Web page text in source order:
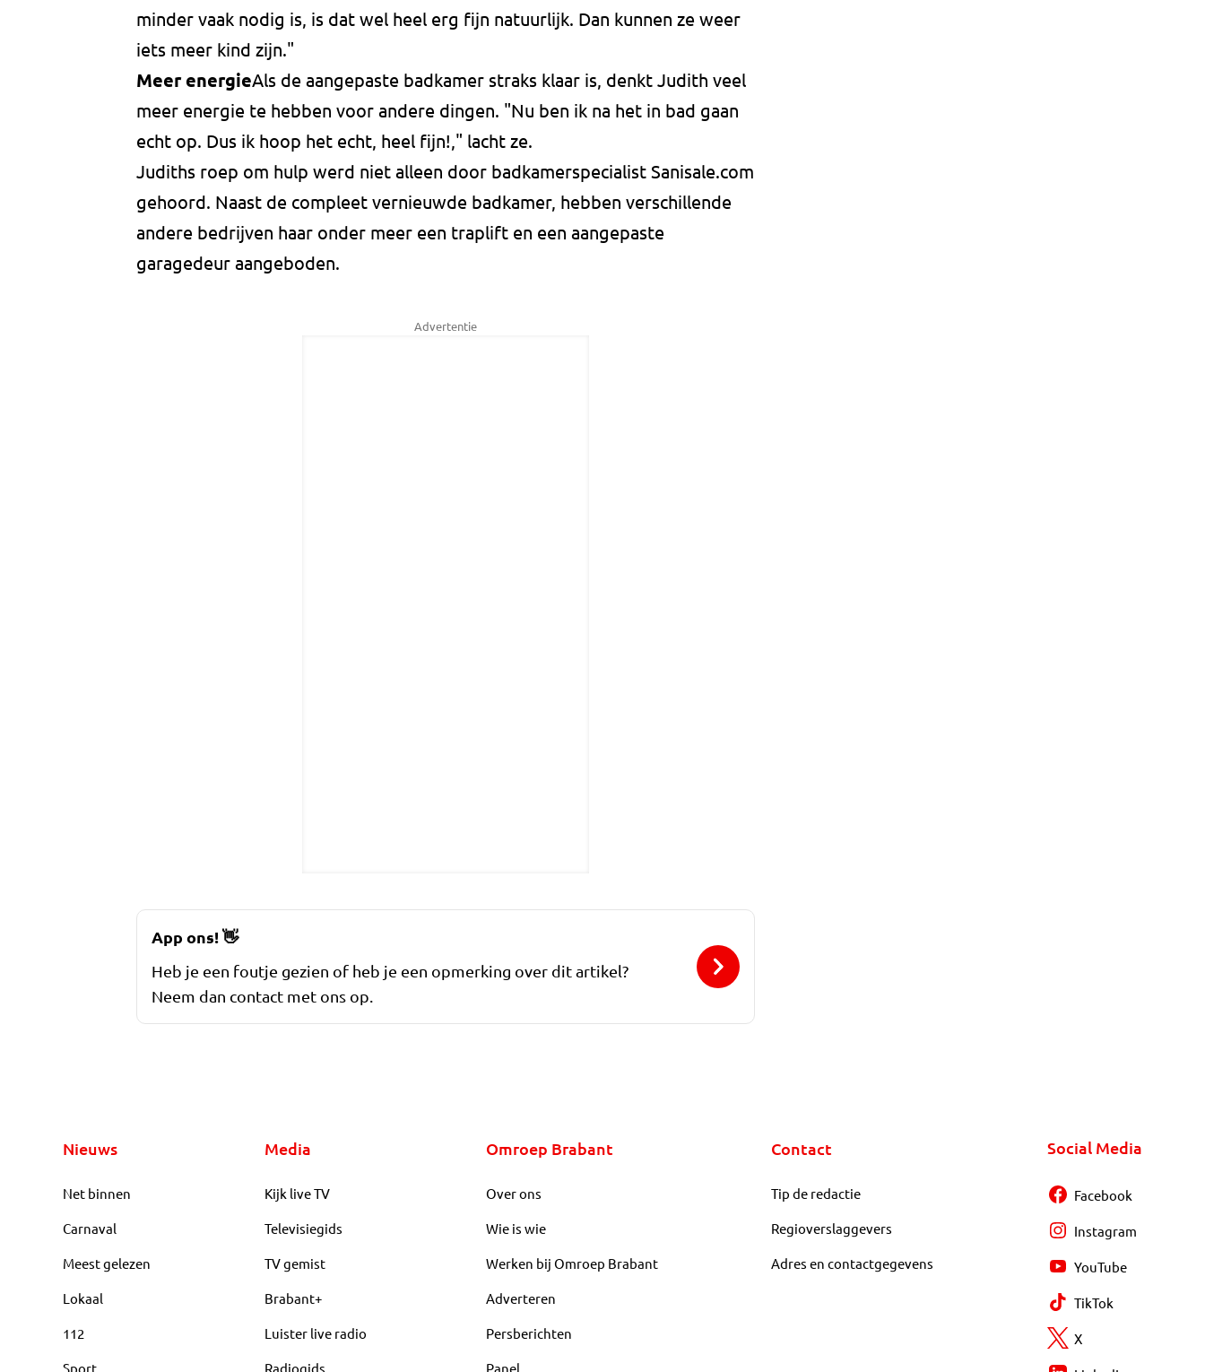
minder vaak nodig is, is dat wel heel erg fijn natuurlijk. Dan kunnen ze weer
iets meer kind zijn."
Meer energieAls de aangepaste badkamer straks klaar is, denkt Judith veel
meer energie te hebben voor andere dingen. "Nu ben ik na het in bad gaan
echt op. Dus ik hoop het echt, heel fijn!," lacht ze.
Judiths roep om hulp werd niet alleen door badkamerspecialist Sanisale.com
gehoord. Naast de compleet vernieuwde badkamer, hebben verschillende
andere bedrijven haar onder meer een traplift en een aangepaste
garagedeur aangeboden.
Advertentie
App ons!👋
Heb je een foutje gezien of heb je een opmerking over dit artikel?
Neem dan contact met ons op.
Nieuws
Net binnen
Carnaval
Meest gelezen
Lokaal
112
Sport
Media
Kijk live TV
Televisiegids
TV gemist
Brabant+
Luister live radio
Radiogids
Omroep Brabant
Over ons
Wie is wie
Werken bij Omroep Brabant
Adverteren
Persberichten
Panel
Contact
Tip de redactie
Regioverslaggevers
Adres en contactgegevens
Social Media
Facebook
Instagram
YouTube
TikTok
X